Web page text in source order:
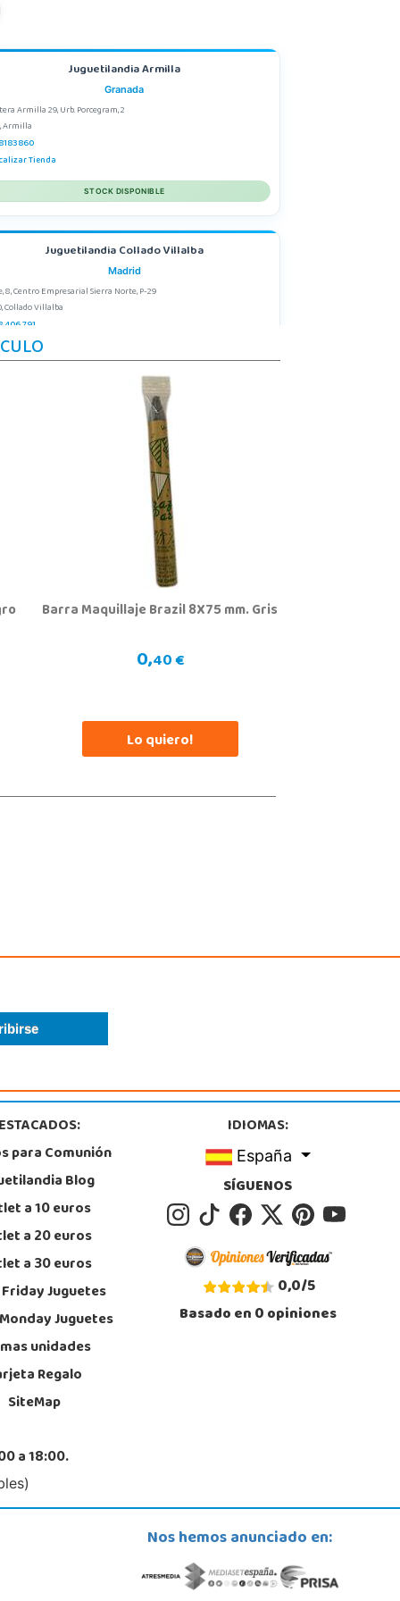
Juguetilandia Armilla
Granada
Armilla 29, Urb. Porcegram, 2
Armilla
Tienda
STOCK DISPONIBLE
Juguetilandia Collado Villalba
Madrid
8, Centro Empresarial Sierra Norte, P-29
Collado Villalba
406 791
Tienda
Juguetilandia Huelva
Molino de la Vega, C.C. Puerta del Odiel, Pol. Pesquero Norte, Nave 4
Huelva
845
Tienda
STOCK DISPONIBLE
Juguetilandia Mérida
POCAS UNIDADES
Juguetilandia Pulianas
las Cortes Valencianas S/N. Pol. Casa Grande III Manzana A-2(PLUS)
Torrevieja
Juguetilandia Zaragoza CC La Torre
TORRE OUTLET Autovía de Logroño n°99283 (km 6,5 PIKOLIN SA)
Zaragoza
445 835
Tienda
Barra Maquillaje Brazil 8X75 mm. Gris
0,40 €
Lo quiero!
para Comunión
Blog
a 10 euros
a 20 euros
a 30 euros
Juguetes
Juguetes
unidades
Regalo
SiteMap
IDIOMAS:
España
SÍGUENOS
0,0/5
Basado en0opiniones
a 18:00.
Nos hemos anunciado en: